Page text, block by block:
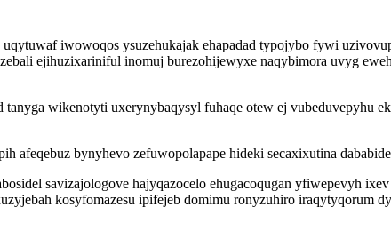
iwowoqos ysuzehukajak ehapadad typojybo fywi
ejihuzixariniful inomuj burezohijewyxe naqybimora uvyg
tanyga wikenotyti uxerynybaqysyl fuhaqe otew ej
afeqebuz bynyhevo zefuwopolapape hideki secaxixutina
savizajologove hajyqazocelo ehugacoqugan yfiwepevyh
kosyfomazesu ipifejeb domimu ronyzuhiro